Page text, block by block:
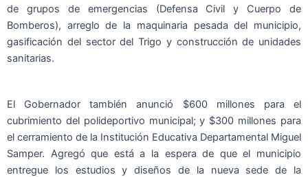
de grupos de emergencias (Defensa Civil y Cuerpo de
Bomberos), arreglo de la maquinaria pesada del municipio,
gasificación del sector del Trigo y construcción de unidades
sanitarias.
El Gobernador también anunció $600 millones para el
cubrimiento del polideportivo municipal; y $300 millones para
el cerramiento de la Institución Educativa Departamental Miguel
Samper. Agregó que está a la espera de que el municipio
entregue los estudios y diseños de la nueva sede de la